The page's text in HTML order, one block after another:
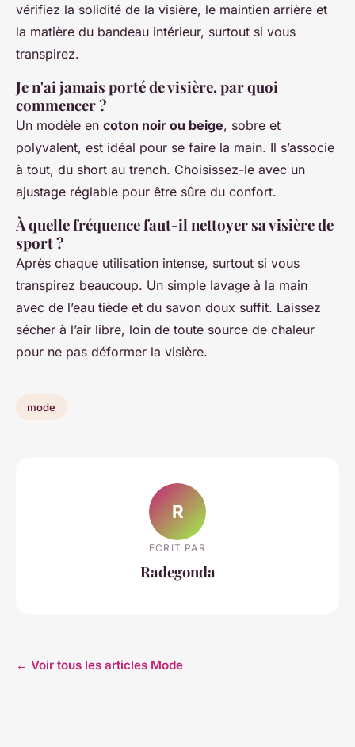
vérifiez la solidité de la visière, le maintien arrière et
la matière du bandeau intérieur, surtout si vous
transpirez.
Je n'ai jamais porté de visière, par quoi
commencer ?
Un modèle en coton noir ou beige, sobre et
polyvalent, est idéal pour se faire la main. Il s’associe
à tout, du short au trench. Choisissez-le avec un
ajustage réglable pour être sûre du confort.
À quelle fréquence faut-il nettoyer sa visière de
sport ?
Après chaque utilisation intense, surtout si vous
transpirez beaucoup. Un simple lavage à la main
avec de l’eau tiède et du savon doux suffit. Laissez
sécher à l’air libre, loin de toute source de chaleur
pour ne pas déformer la visière.
mode
R
ECRIT PAR
Radegonda
← Voir tous les articles Mode